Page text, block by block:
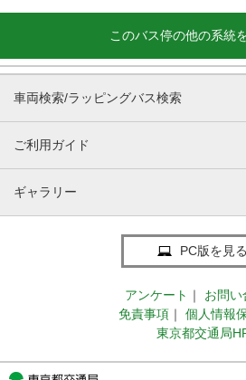
このバス停の他の系統
車両検索/ラッピングバス検索
ご利用ガイド
ギャラリー
PC版を見る
アンケート ｜
お問い
免責事項 ｜
個人情報
東京都交通局